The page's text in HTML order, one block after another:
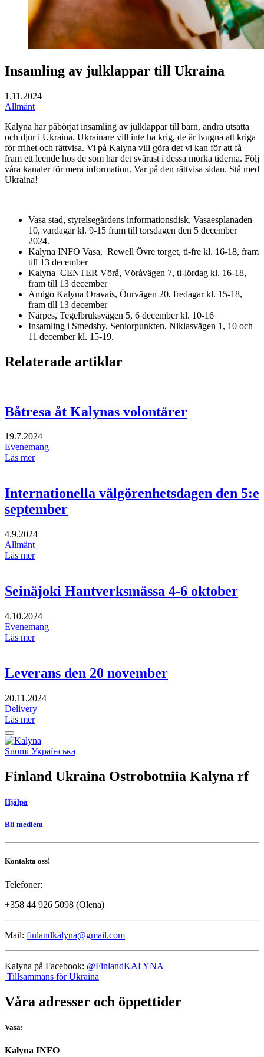
Insamling av julklappar till Ukraina
1.11.2024
Allmänt
Kalyna har påbörjat insamling av julklappar till barn, andra utsatta
och djur i Ukraina. Ukrainare vill inte ha krig, de är tvugna att kriga
för frihet och rättvisa. Vi på Kalyna vill göra det vi kan för att få
fram ett leende hos de som har det svårast i dessa mörka tiderna. Följ
våra kanaler för mera information. Var på den rättvisa sidan. Stå med
Ukraina!
Vasa stad, styrelsegårdens informationsdisk, Vasaesplanaden
10, vardagar kl. 9-15 fram till torsdagen den 5 december
2024.
Kalyna INFO Vasa, Rewell Övre torget, ti-fre kl. 16-18, fram
till 13 december
Kalyna CENTER Vörå, Vöråvägen 7, ti-lördag kl. 16-18,
fram till 13 december
Amigo Kalyna Oravais, Öurvägen 20, fredagar kl. 15-18,
fram till 13 december
Närpes, Tegelbruksvägen 5, 6 december kl. 10-16
Insamling i Smedsby, Seniorpunkten, Niklasvägen 1, 10 och
11 december kl. 15-19.
Relaterade artiklar
Båtresa åt Kalynas volontärer
19.7.2024
Evenemang
Läs mer
Internationella välgörenhetsdagen den 5:e
september
4.9.2024
Allmänt
Läs mer
Seinäjoki Hantverksmässa 4-6 oktober
4.10.2024
Evenemang
Läs mer
Leverans den 20 november
20.11.2024
Delivery
Läs mer
Tillbaka
upp
Social
Suomi Українська
Finland Ukraina Ostrobotniia Kalyna rf
Hjälpa
Bli medlem
Kontakta oss!
Telefoner:
+358 44 926 5098 (Olena)
Mail: finlandkalyna@gmail.com
Kalyna på Facebook: @FinlandKALYNA
Tillsammans för Ukraina
Våra adresser och öppettider
Vasa:
Kalyna INFO